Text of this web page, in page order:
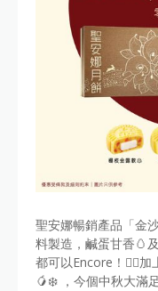
聖安娜暢銷產品「金
料製造，鹹蛋甘香🥚
都可以Encore！👍🏻
🥭❄️ ，今個中秋大滿